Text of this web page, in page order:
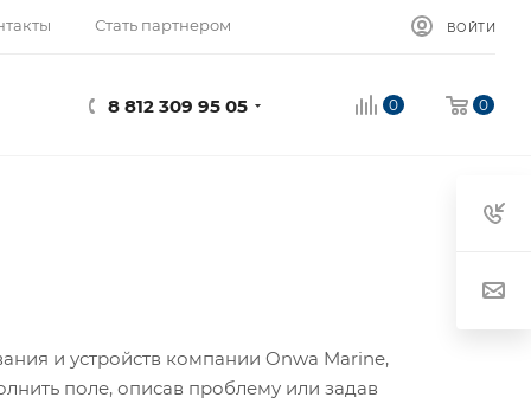
Стать партнером ВОЙТИ
0 0
8 812 309 95 05
и устройств компании Onwa Marine,
поле, описав проблему или задав